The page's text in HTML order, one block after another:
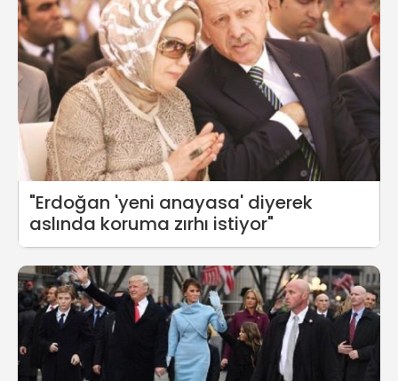
"Erdoğan 'yeni anayasa' diyerek
aslında koruma zırhı istiyor"